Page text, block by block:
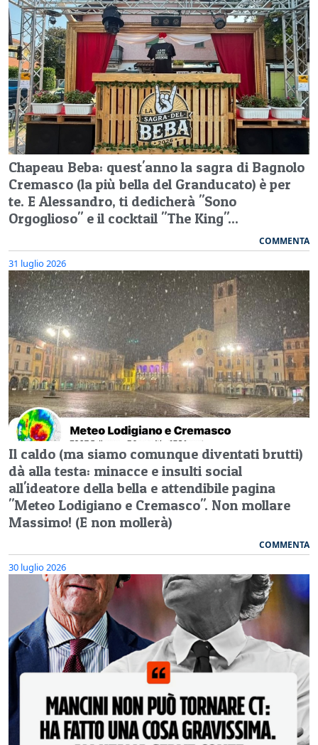
Chapeau Beba: quest'anno la sagra di Bagnolo
Cremasco (la più bella del Granducato) è per
te. E Alessandro, ti dedicherà "Sono
Orgoglioso" e il cocktail "The King"...
COMMENTA
31 luglio 2026
Il caldo (ma siamo comunque diventati brutti)
dà alla testa: minacce e insulti social
all'ideatore della bella e attendibile pagina
"Meteo Lodigiano e Cremasco". Non mollare
Massimo! (E non mollerà)
COMMENTA
30 luglio 2026